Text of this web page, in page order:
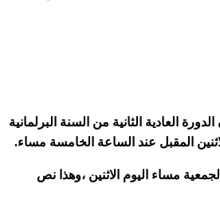
العادية الثانية من السنة البرلمانية
مساء اليوم الاثنين ،وهذا نص